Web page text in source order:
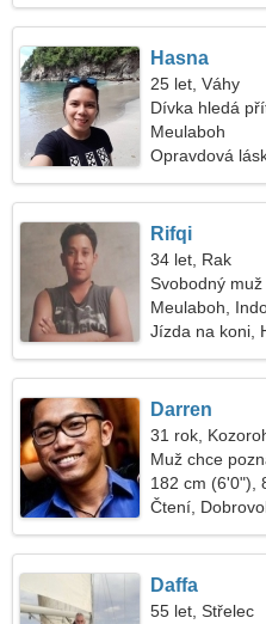
Hasna
25 let, Váhy
Dívka hledá
Meulaboh
Opravdová
Rifqi
34 let, Rak
Svobodný
Meulaboh,
Jízda na koni,
Darren
31 rok,
Muž chce
182 cm (6'0"),
Čtení,
Daffa
55 let, Střelec